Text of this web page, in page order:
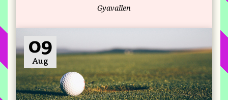
Gyavallen
09
Aug